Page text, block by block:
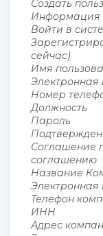
Создать
Информация
Войти в
сейчас)
Имя
Электронная
Номер
Должность
Пароль
Соглашение
соглашению
Название
Электронная
Телефон
ИНН
Адрес